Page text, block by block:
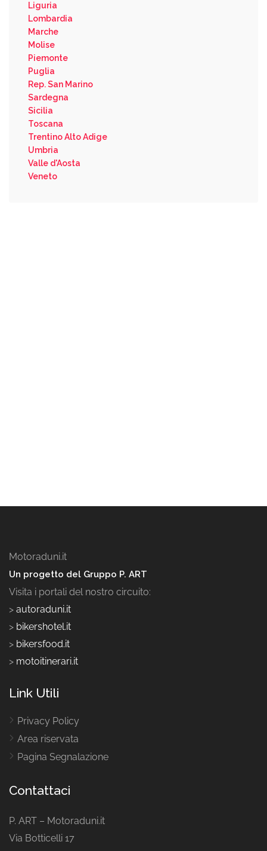
Liguria
Lombardia
Marche
Molise
Piemonte
Puglia
Rep. San Marino
Sardegna
Sicilia
Toscana
Trentino Alto Adige
Umbria
Valle d'Aosta
Veneto
Motoraduni.it
Un progetto del Gruppo P. ART
Visita i portali del nostro circuito:
> autoraduni.it
> bikershotel.it
> bikersfood.it
> motoitinerari.it
Link Utili
Privacy Policy
Area riservata
Pagina Segnalazione
Contattaci
P. ART – Motoraduni.it
Via Botticelli 17